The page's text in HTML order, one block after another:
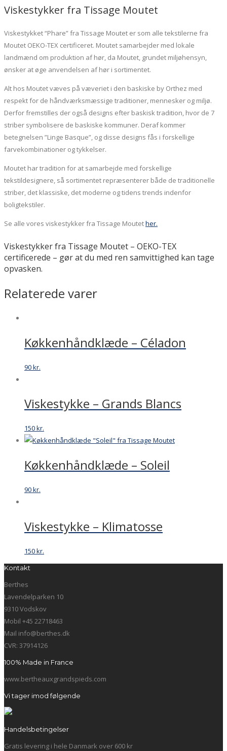
Viskestykker fra Tissage Moutet
Viskestykket “Phare” fra Tissage Moutet er som alle tekstilerne fra
Moutet OEKO-TEX certificeret. Moutet samarbejder med lokale
landmænd om produktion af hør, da Moutet, grundet miljøhensyn,
ønsker at øge anvendelsen af hør i sortimentet.
Alt hos Moutet væves på væveriet i den baskiske by Orthez med
respekt for de håndværksmæssige traditioner, mennesker og miljø.
Derfor fremstilles der også designs efter baskisk tradition, hvor de 7
striber symbolisere de baskiske kommuner. Deraf kommer
betegnelsen ”Linge Basque”, og disse designs fås i forskellige
farvekombinationer og tykkelser.
Moutet har tradition for at samarbejde med forskellige
tekstildesignere, så sortimentet repræsenterer både de traditionelle
striber, det klassiske, det moderne og tidens trends indenfor
boligtekstiler.
Se alle vores viskestykker fra Tissage Moutether.
Viskestykker fra Tissage Moutet – OEKO-TEX
certificerede – gør at du med ren samvittighed kan tage
opvasken.
Relaterede varer
Køkkenhåndklæde – Céladon
90kr.
Viskestykke – Grands Blancs
150kr.
Køkkenhåndklæde – Soleil
90kr.
Viskestykke – Klimatosse
150kr.
Kontakt
Berthes
Lavendelparken 10
9310 Vodskov
Mobil +45 22718463
Mail info@berthes.dk
CVR: 37914126
100% Made in France
www.bertheauxgrandspieds.com
Vi tager imod følgende
Handelsbetingelser
Gratis levering i hele Danmark over 600 kr